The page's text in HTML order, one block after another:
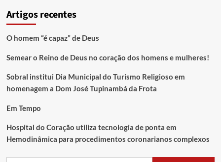
Artigos recentes
O homem “é capaz” de Deus
Semear o Reino de Deus no coração dos homens e mulheres!
Sobral institui Dia Municipal do Turismo Religioso em
homenagem a Dom José Tupinambá da Frota
Em Tempo
Hospital do Coração utiliza tecnologia de ponta em
Hemodinâmica para procedimentos coronarianos complexos